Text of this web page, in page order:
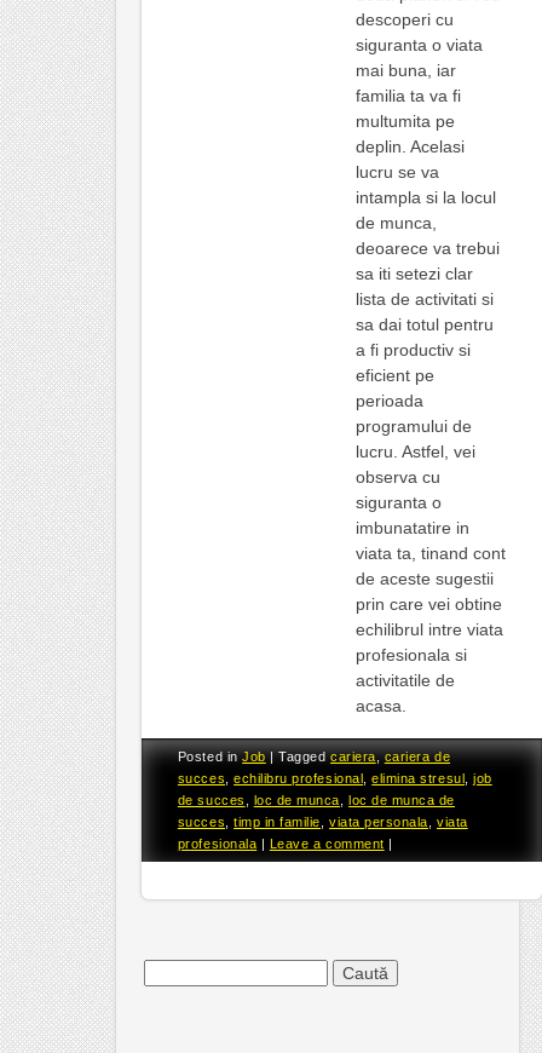
descoperi cu
siguranta o viata
mai buna, iar
familia ta va fi
multumita pe
deplin. Acelasi
lucru se va
intampla si la locul
de munca,
deoarece va trebui
sa iti setezi clar
lista de activitati si
sa dai totul pentru
a fi productiv si
eficient pe
perioada
programului de
lucru. Astfel, vei
observa cu
siguranta o
imbunatatire in
viata ta, tinand cont
de aceste sugestii
prin care vei obtine
echilibrul intre viata
profesionala si
activitatile de
acasa.
Posted inJob |Taggedcariera,cariera de
succes ,echilibru profesional ,elimina stresul ,job
de succes
loc de munca ,loc de munca de
succes ,timp in familie ,viata personala ,viata
profesionala | Leave a comment |